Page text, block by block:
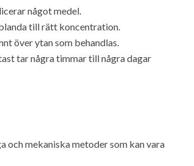
något medel.
till rätt koncentration.
över ytan som behandlas.
tar några timmar till några dagar
och mekaniska metoder som kan vara